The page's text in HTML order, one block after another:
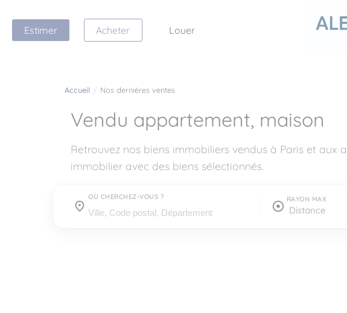
Estimer Acheter Louer
Accueil Nos dernières ventes
Vendu appartement, maison
Retrouvez nos biens immobiliers vendus à Paris et
immobilier avec des biens sélectionnés.
OÙ CHERCHEZ-VOUS ?
Où cherchez-vous ?
RAYON MAX